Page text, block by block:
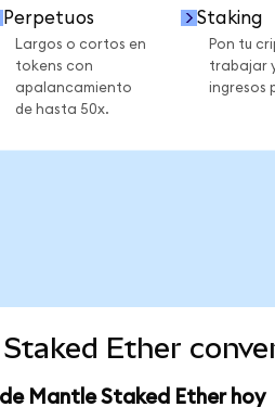
Perpetuos
Largos o cortos en
tokens con
apalancamiento
de hasta 50x.
Staking
Pon tu
trabajar
ingresos
Ether
Mantle Staked Ether hoy